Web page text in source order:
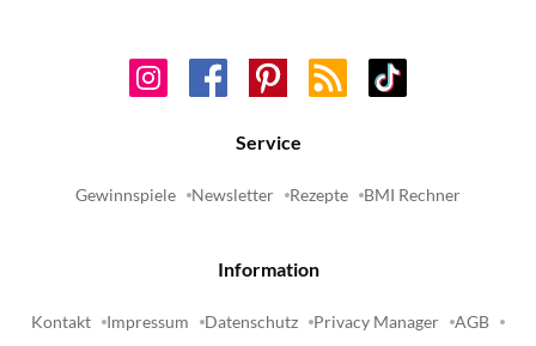
Service
Gewinnspiele Newsletter Rezepte BMI Rechner
Information
Kontakt Impressum Datenschutz Privacy Manager AGB